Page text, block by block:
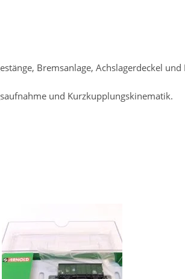
Bremsanlage, Achslagerdeckel und
und Kurzkupplungskinematik.